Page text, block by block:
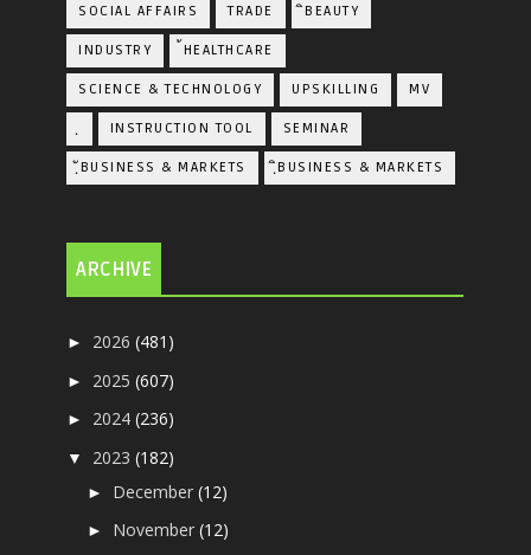
SOCIAL AFFAIRS TRADE ิBEAUTY
INDUSTRY ้HEALTHCARE
SCIENCE & TECHNOLOGY UPSKILLING MV
INSTRUCTION TOOL SEMINAR
ฺัBUSINESS & MARKETS ฺิBUSINESS & MARKETS
ARCHIVE
► 2026(481)
► 2025(607)
► 2024(236)
▼ 2023(182)
► December(12)
► November(12)